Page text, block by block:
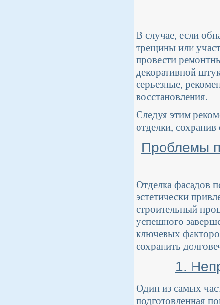
В случае, если
трещины или
провести
декоративной
серьезные,
восстановления.
Следуя этим
отделки,
Проблемы
Отделка фасадов
эстетически
строительный
успешного
ключевых
сохранить
1.
Один из самых
подготовленная